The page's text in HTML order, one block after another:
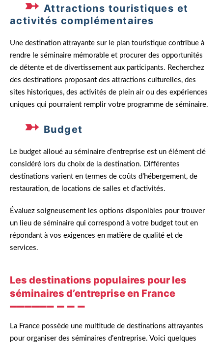
Attractions touristiques et
activités complémentaires
Une destination attrayante sur le plan touristique contribue à
rendre le séminaire mémorable et procurer des opportunités
de détente et de divertissement aux participants. Recherchez
des destinations proposant des attractions culturelles, des
sites historiques, des activités de plein air ou des expériences
uniques qui pourraient remplir votre programme de séminaire.
Budget
Le budget alloué au séminaire d’entreprise est un élément clé
considéré lors du choix de la destination. Différentes
destinations varient en termes de coûts d’hébergement, de
restauration, de locations de salles et d’activités.
Évaluez soigneusement les options disponibles pour trouver
un lieu de séminaire qui correspond à votre budget tout en
répondant à vos exigences en matière de qualité et de
services.
Les destinations populaires pour les
séminaires d’entreprise en France
La France possède une multitude de destinations attrayantes
pour organiser des séminaires d’entreprise. Voici quelques